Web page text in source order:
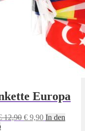
Europa
12,90 Ursprünglicher
€ 9,90Aktueller
In den